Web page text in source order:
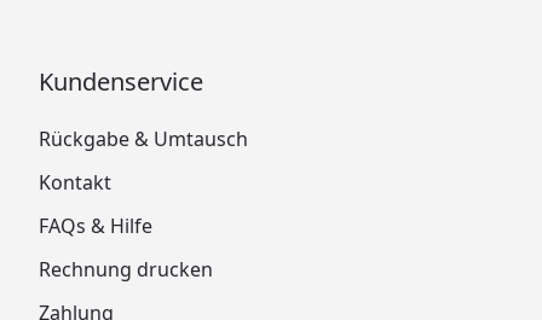
Kundenservice
Rückgabe & Umtausch
Kontakt
FAQs & Hilfe
Rechnung drucken
Zahlung